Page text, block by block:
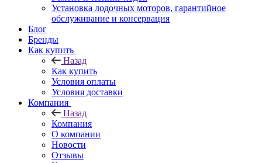
Установка лодочных моторов, гарантийное
обслуживание и консервация
Блог
Бренды
Как купить
Назад
Как купить
Условия оплаты
Условия доставки
Компания
Назад
Компания
О компании
Новости
Отзывы